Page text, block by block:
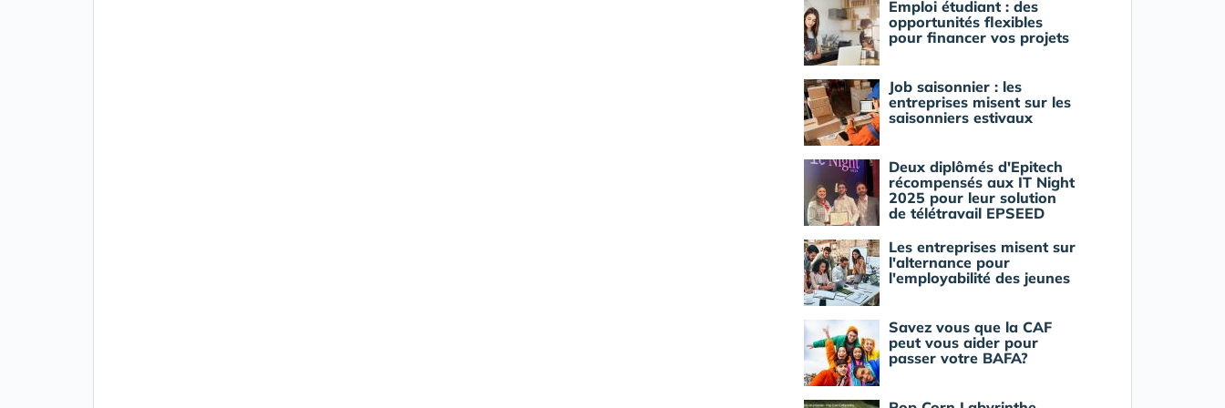
Emploi étudiant : des
opportunités flexibles
pour financer vos projets
Job saisonnier : les
entreprises misent sur les
saisonniers estivaux
Deux diplômés d'Epitech
récompensés aux IT Night
2025 pour leur solution
de télétravail EPSEED
Les entreprises misent sur
l'alternance pour
l'employabilité des jeunes
Savez vous que la CAF
peut vous aider pour
passer votre BAFA?